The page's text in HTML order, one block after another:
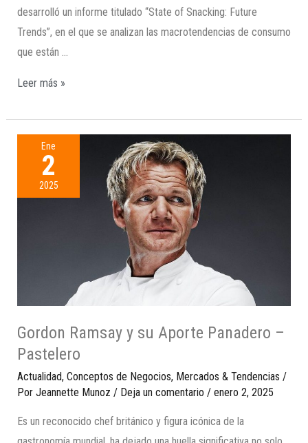
desarrolló un informe titulado “State of Snacking: Future
Trends”, en el que se analizan las macrotendencias de consumo
que están …
Leer más »
Ene
2
2025
Gordon Ramsay y su Aporte Panadero –
Pastelero
Actualidad, Conceptos de Negocios, Mercados & Tendencias /
Por Jeannette Munoz / Deja un comentario / enero 2, 2025
Es un reconocido chef británico y figura icónica de la